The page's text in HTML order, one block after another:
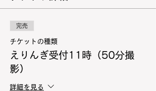
完売
チケットの種類
えりんぎ受付11時（50分撮
影）
詳細を見る